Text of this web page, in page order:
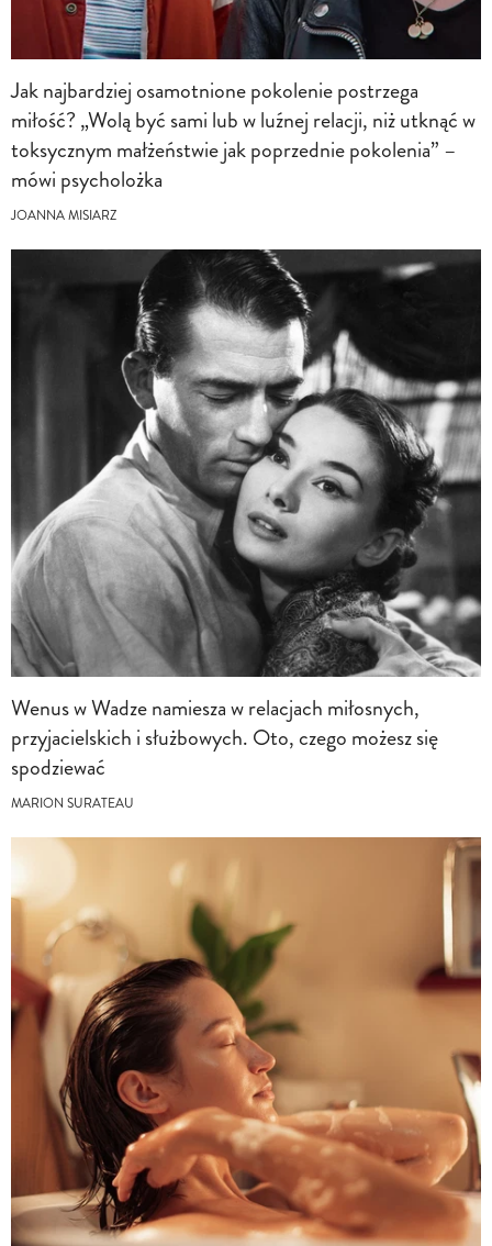
Jak najbardziej osamotnione pokolenie postrzega
miłość? „Wolą być sami lub w luźnej relacji, niż utknąć w
toksycznym małżeństwie jak poprzednie pokolenia” –
mówi psycholożka
JOANNA MISIARZ
Wenus w Wadze namiesza w relacjach miłosnych,
przyjacielskich i służbowych. Oto, czego możesz się
spodziewać
MARION SURATEAU